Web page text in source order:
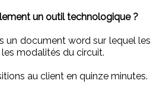
un outil technologique ?
un document word sur lequel
modalités du circuit.
au client en quinze minutes.